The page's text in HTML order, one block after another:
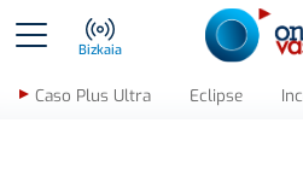
Bizkaia
Caso Plus Ultra Eclipse